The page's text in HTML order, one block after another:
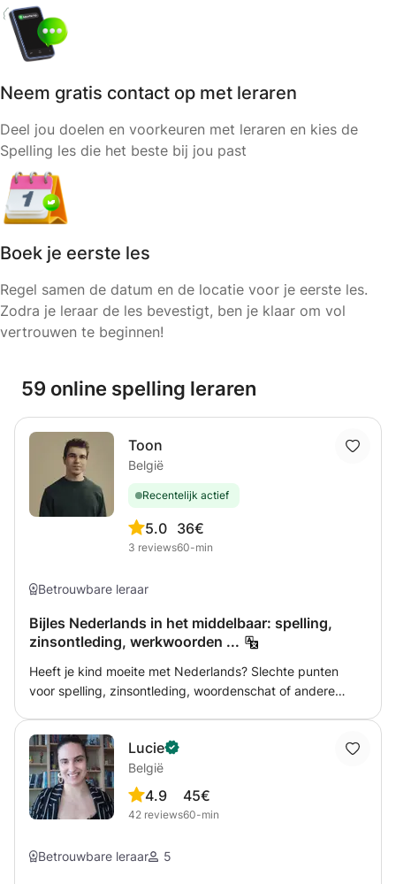
Neem gratis contact op met leraren
Deel jou doelen en voorkeuren met leraren en kies de
Spelling les die het beste bij jou past
Boek je eerste les
Regel samen de datum en de locatie voor je eerste les.
Zodra je leraar de les bevestigt, ben je klaar om vol
vertrouwen te beginnen!
59 online spelling leraren
Toon
België
Recentelijk actief
5.0
3 reviews
36€
60-min
Betrouwbare leraar
Bijles Nederlands in het middelbaar: spelling,
zinsontleding, werkwoorden ...
Heeft je kind moeite met Nederlands? Slechte punten
voor spelling, zinsontleding, woordenschat of andere
op papier te zetten voor je sollicitatie? Of wil je graag
vlotter Nederlands leren spreken met vrienden, in de
winkel of op het werk? Samen bekijken we wat jouw
noden en behoeften zijn. Tijdens de bijlessen gaan we
Lucie
België
4.9
42 reviews
45€
60-min
Betrouwbare leraar 5